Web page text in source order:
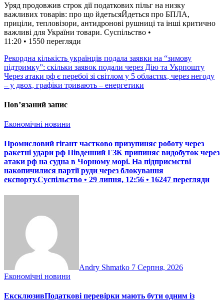
Уряд продовжив строк дії податкових пільг на низку
важливих товарів: про що йдетьсяЙдеться про БПЛА,
приціли, тепловізори, антидронові рушниці та інші критично
важливі для України товари. Суспільство •
11:20 • 1550 перегляди
Навігація
записів
Рекордна кількість українців подала заявки на “зимову
підтримку”: скільки заявок подали через Дію та Укрпошту
Через атаки рф є перебої зі світлом у 5 областях, через негоду
– у двох, графіки тривають – енергетики
Пов’язаний запис
Економічні новини
Промисловий гігант частково призупиняє роботу через
ракетні удари рф Південний ГЗК припиняє видобуток через
атаки рф на судна в Чорному морі. На підприємстві
накопичилися партії руди через блокування
експорту.Суспільство • 29 липня, 12:56 • 16247 перегляди
Andry Shmatko 7 Серпня, 2026
Економічні новини
ЕксклюзивПодаткові перевірки мають бути одним із